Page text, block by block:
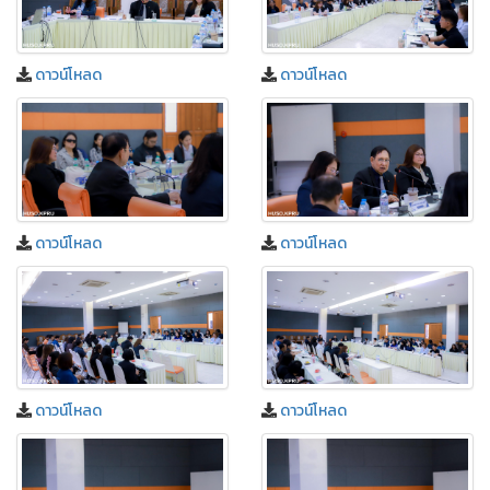
ดาวน์โหลด ดาวน์โหลด
ดาวน์โหลด ดาวน์โหลด
ดาวน์โหลด ดาวน์โหลด